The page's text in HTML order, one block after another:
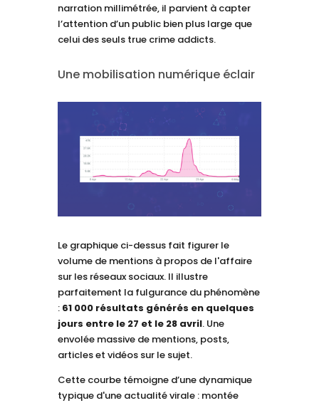
narration millimétrée, il parvient à capter
l’attention d’un public bien plus large que
celui des seuls true crime addicts.
Une mobilisation numérique éclair
Le graphique ci-dessus fait figurer le
volume de mentions à propos de l'affaire
sur les réseaux sociaux. Il illustre
parfaitement la fulgurance du phénomène
: 61 000 résultats générés en quelques
jours entre le 27 et le 28 avril. Une
envolée massive de mentions, posts,
articles et vidéos sur le sujet.
Cette courbe témoigne d’une dynamique
typique d'une actualité virale : montée